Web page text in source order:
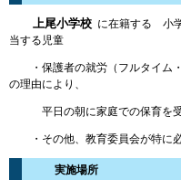
上尾小学校 に在籍する 小
当する児童
・保護者の就労（フルタイム・
の理由により、
平日の朝に家庭での保育を受
・その他、教育委員会が特に
実施場所